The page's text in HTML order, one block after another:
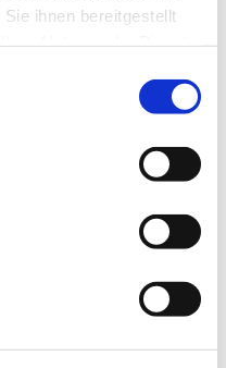
ihnen bereitgestellt